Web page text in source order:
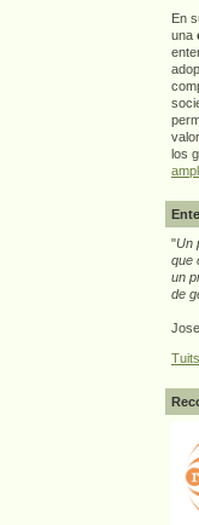
En
una
los
"Un
que
un
de